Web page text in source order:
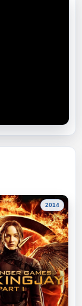
2014